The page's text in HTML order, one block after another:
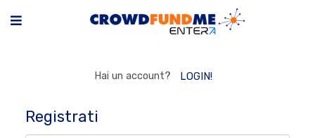
Hai un account? LOGIN!
Registrati